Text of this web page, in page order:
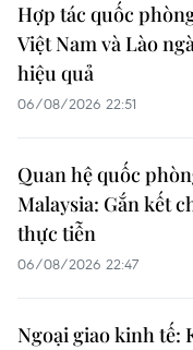
Hợp tác quốc
Việt Nam và Lào
hiệu quả
06/08/2026 22:51
Quan hệ quốc
Malaysia: Gắn kết
thực tiễn
06/08/2026 22:47
Ngoại giao kinh tế: